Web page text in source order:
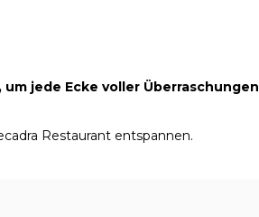
jede Ecke voller Überraschungen
Restaurant entspannen.